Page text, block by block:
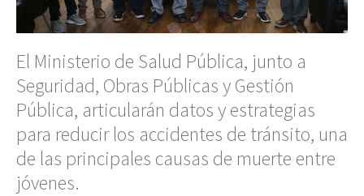
El Ministerio de Salud Pública, junto a
Seguridad, Obras Públicas y Gestión
Pública, articularán datos y estrategias
para reducir los accidentes de tránsito, una
de las principales causas de muerte entre
jóvenes.